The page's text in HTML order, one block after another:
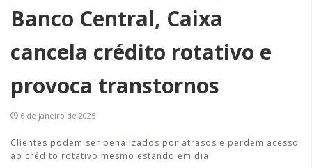
Banco Central, Caixa
cancela crédito rotativo e
provoca transtornos
6 de janeiro de 2025
Clientes podem ser penalizados por atrasos e perdem acesso
ao crédito rotativo mesmo estando em dia